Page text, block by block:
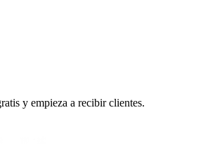
y empieza a recibir clientes.